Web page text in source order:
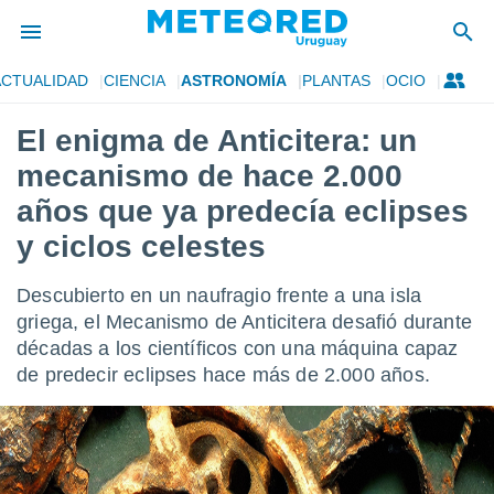
de
ha
por
para
la
que se
a este
las
y
forma
digital
basada
CIENCIA ASTRONOMÍA PLANTAS OCIO
El enigma de Anticitera: un
mecanismo de hace 2.000
años que ya predecía eclipses
y ciclos celestes
Descubierto en un naufragio frente a una isla
griega, el Mecanismo de Anticitera desafió durante
décadas a los científicos con una máquina capaz
de predecir eclipses hace más de 2.000 años.